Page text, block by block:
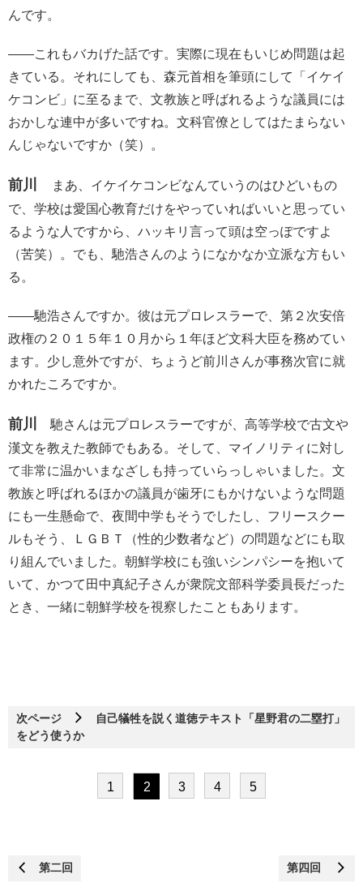
んです。
――これもバカげた話です。実際に現在もいじめ問題は起
きている。それにしても、森元首相を筆頭にして「イケイ
ケコンビ」に至るまで、文教族と呼ばれるような議員には
おかしな連中が多いですね。文科官僚としてはたまらない
んじゃないですか（笑）。
前川
まあ、イケイケコンビなんていうのはひどいもの
で、学校は愛国心教育だけをやっていればいいと思ってい
るような人ですから、ハッキリ言って頭は空っぽですよ
（苦笑）。でも、馳浩さんのようになかなか立派な方もい
る。
――馳浩さんですか。彼は元プロレスラーで、第２次安倍
政権の２０１５年１０月から１年ほど文科大臣を務めてい
ます。少し意外ですが、ちょうど前川さんが事務次官に就
かれたころですか。
前川
馳さんは元プロレスラーですが、高等学校で古文や
漢文を教えた教師でもある。そして、マイノリティに対し
て非常に温かいまなざしも持っていらっしゃいました。文
教族と呼ばれるほかの議員が歯牙にもかけないような問題
にも一生懸命で、夜間中学もそうでしたし、フリースクー
ルもそう、ＬＧＢＴ（性的少数者など）の問題などにも取
り組んでいました。朝鮮学校にも強いシンパシーを抱いて
いて、かつて田中真紀子さんが衆院文部科学委員長だった
とき、一緒に朝鮮学校を視察したこともあります。
次ページ
自己犠牲を説く道徳テキスト「星野君の二塁打」
をどう使うか
1 2 3 4 5
第二回 第四回